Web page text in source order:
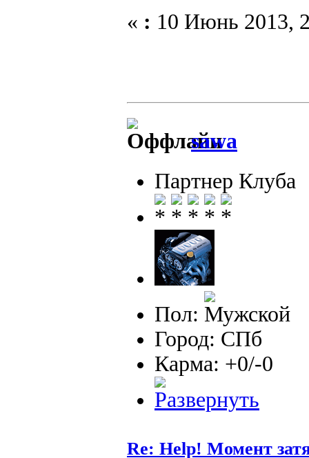
« : 10 Июнь 2013,
sawa
Партнер Клуба
Пол:
Город: СПб
Карма: +0/-0
Re: Help! Момент